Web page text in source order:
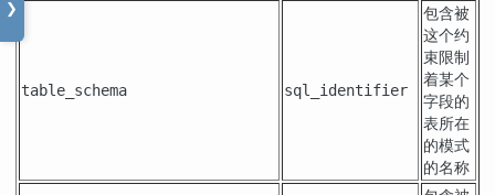
❯
table_schema sql_identifier
包含被
这个约
束限制
着某个
字段的
表所在
的模式
的名称